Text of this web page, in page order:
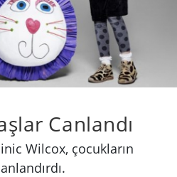
Canlandı
Wilcox, çocukların